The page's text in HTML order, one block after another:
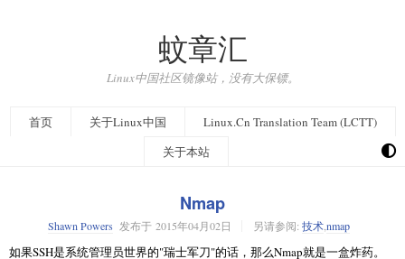
蚊章汇
Linux中国社区镜像站，没有大保镖。
首页 关于Linux中国
Linux.Cn Translation Team (LCTT)
关于本站
Nmap
Shawn Powers 发布于 2015年04月02日 另请参阅: 技术nmap
如果SSH是系统管理员世界的"瑞士军刀"的话，那么Nmap就是一盒炸药。